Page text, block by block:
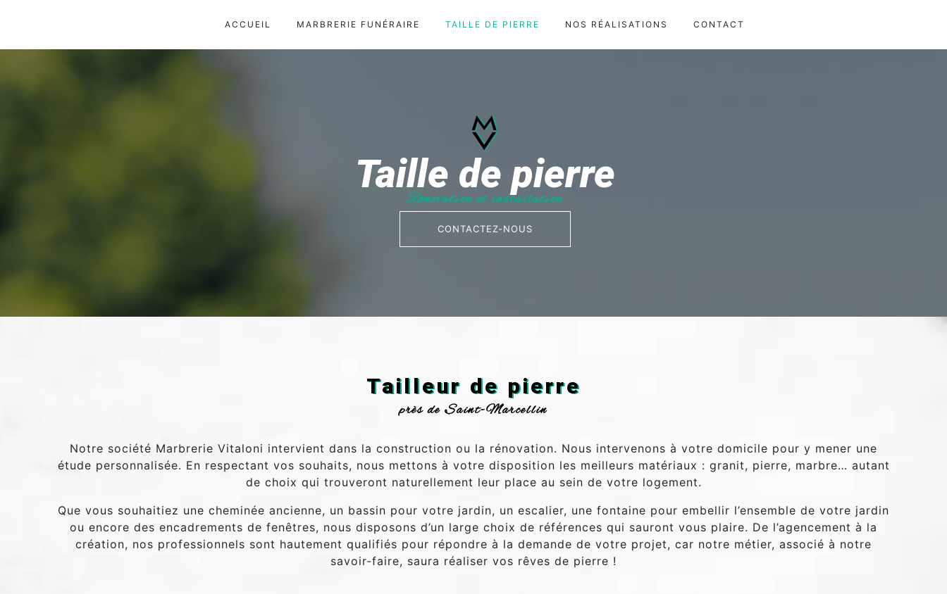
ACCUEIL MARBRERIE FUNÉRAIRE TAILLE DE PIERRE NOS RÉALISATIONS CONTACT
Taille de pierre
Rénovation et installation
CONTACTEZ-NOUS
Tailleur de pierre
près de Saint-Marcellin
Notre société Marbrerie Vitaloni intervient dans la construction ou la rénovation. Nous intervenons à votre domicile pour y mener une
étude personnalisée. En respectant vos souhaits, nous mettons à votre disposition les meilleurs matériaux : granit, pierre, marbre… autant
de choix qui trouveront naturellement leur place au sein de votre logement.
Que vous souhaitiez une cheminée ancienne, un bassin pour votre jardin, un escalier, une fontaine pour embellir l’ensemble de votre jardin
ou encore des encadrements de fenêtres, nous disposons d’un large choix de références qui sauront vous plaire. De l’agencement à la
création, nos professionnels sont hautement qualifiés pour répondre à la demande de votre projet, car notre métier, associé à notre
savoir-faire, saura réaliser vos rêves de pierre !